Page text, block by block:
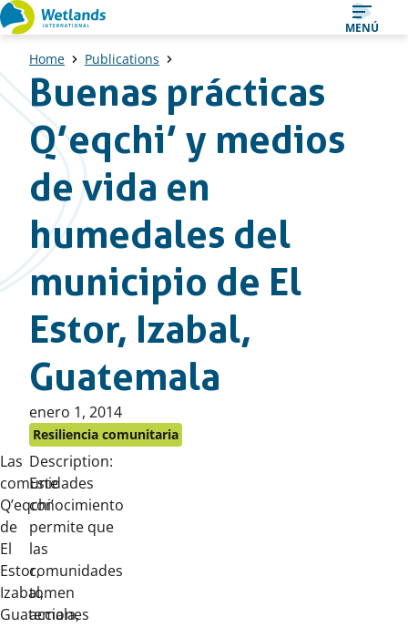
Ir
al
contenido
MENÚ
Home Publications
Buenas prácticas
Q’eqchi’ y medios
de vida en
humedales del
municipio de El
Estor, Izabal,
Guatemala
Publicado
en:
enero 1, 2014
Resiliencia comunitaria
Las
comunidades
Q’eqchi’
de
El
Estor,
Izabal,
Guatemala,
Description:
Este
conocimiento
permite que
las
comunidades
tomen
acciones